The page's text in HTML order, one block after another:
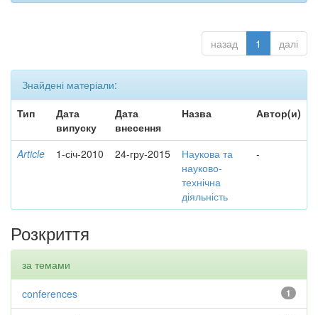
назад 1 далі
Знайдені матеріали:
Тип
Дата
випуску
Дата
внесення
Назва Автор(и)
Article 1-січ-2010 24-гру-2015
Наукова та
науково-
технічна
діяльність
-
Розкриття
за темами
1
conferences